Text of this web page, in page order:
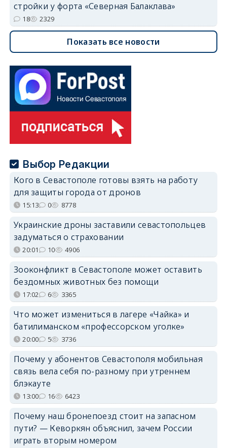
стройки у форта «Северная Балаклава»
18 2329
Показать все новости
Выбор Редакции
Кого в Севастополе готовы взять на работу
для защиты города от дронов
15:13 0 8778
Украинские дроны заставили севастопольцев
задуматься о страховании
20:01 10 4906
Зооконфликт в Севастополе может оставить
бездомных животных без помощи
17:02 6 3365
Что может измениться в лагере «Чайка» и
батилиманском «профессорском уголке»
20:00 5 3736
Почему у абонентов Севастополя мобильная
связь вела себя по-разному при утреннем
блэкауте
13:00 16 6423
Почему наш бронепоезд стоит на запасном
пути? — Кеворкян объяснил, зачем России
играть вторым номером